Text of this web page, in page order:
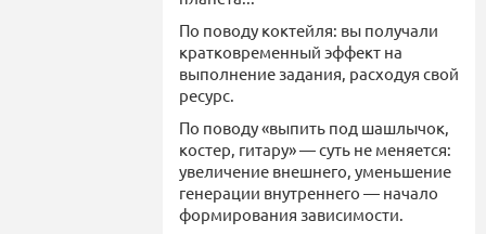
По поводу коктейля: вы получали
кратковременный эффект на
выполнение задания, расходуя свой
ресурс.
По поводу «выпить под шашлычок,
костер, гитару» — суть не меняется:
увеличение внешнего, уменьшение
генерации внутреннего — начало
формирования зависимости.